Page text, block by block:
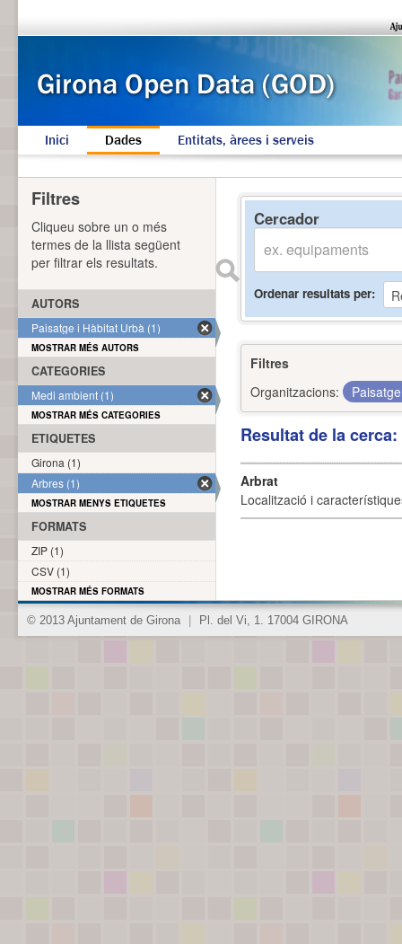
Inici Dades Entitats, àrees i serveis
Cercador
Ordenar resultats per
Filtres
Organitzacions:
Resultat de la
Arbrat
Localització i
Filtres
Cliqueu sobre un o més
termes de la llista següent
per filtrar els resultats.
AUTORS
Paisatge i Hàbitat Urbà (1)
MOSTRAR MÉS AUTORS
CATEGORIES
Medi ambient (1)
MOSTRAR MÉS CATEGORIES
ETIQUETES
Girona (1)
Arbres (1)
MOSTRAR MENYS ETIQUETES
FORMATS
ZIP (1)
CSV (1)
MOSTRAR MÉS FORMATS
© 2013 Ajuntament de Girona Pl. del Vi, 1. 17004 GIRONA